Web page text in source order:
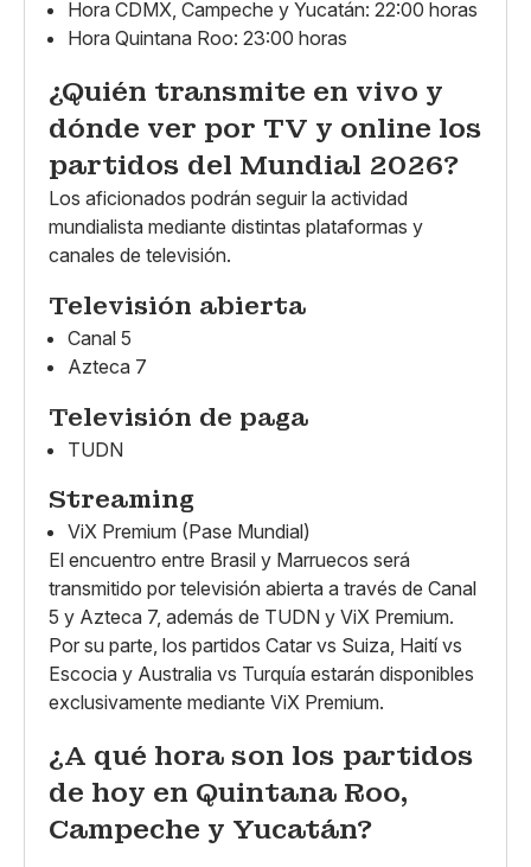
Hora CDMX, Campeche y Yucatán: 22:00 horas
Hora Quintana Roo: 23:00 horas
¿Quién transmite en vivo y
dónde ver por TV y online los
partidos del Mundial 2026?
Los aficionados podrán seguir la actividad
mundialista mediante distintas plataformas y
canales de televisión.
Televisión abierta
Canal 5
Azteca 7
Televisión de paga
TUDN
Streaming
ViX Premium (Pase Mundial)
El encuentro entre Brasil y Marruecos será
transmitido por televisión abierta a través de Canal
5 y Azteca 7, además de TUDN y ViX Premium.
Por su parte, los partidos Catar vs Suiza, Haití vs
Escocia y Australia vs Turquía estarán disponibles
exclusivamente mediante ViX Premium.
¿A qué hora son los partidos
de hoy en Quintana Roo,
Campeche y Yucatán?